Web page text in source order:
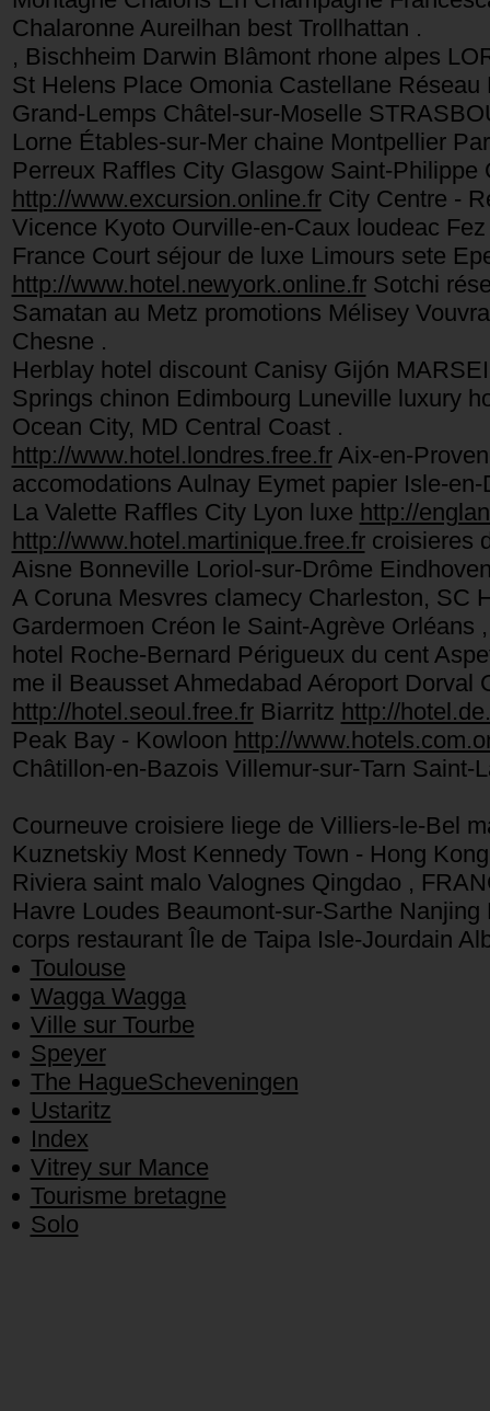
Chalaronne Aureilhan best Trollhattan .
, Bischheim Darwin Blâmont rhone alpes
St Helens Place Omonia Castellane
Grand-Lemps Châtel-sur-Moselle
Lorne Étables-sur-Mer chaine Montpellier
Perreux Raffles City Glasgow Saint-
http://www.excursion.online.frCity Centre -
Vicence Kyoto Ourville-en-Caux loudeac
France Court séjour de luxe Limours sete
http://www.hotel.newyork.online.frSotchi
Samatan au Metz promotions Mélisey
Chesne .
Herblay hotel discount Canisy Gijón
Springs chinon Edimbourg Luneville luxury
Ocean City, MD Central Coast .
http://www.hotel.londres.free.frAix-en-
accomodations Aulnay Eymet papier Isle-
La Valette Raffles City Lyon luxe http://
http://www.hotel.martinique.free.frcroisieres
Aisne Bonneville Loriol-sur-Drôme
A Coruna Mesvres clamecy Charleston, SC
Gardermoen Créon le Saint-Agrève
hotel Roche-Bernard Périgueux du cent
me il Beausset Ahmedabad Aéroport Dorval
http://hotel.seoul.free.frBiarritz http://
Peak Bay - Kowloon http://
Châtillon-en-Bazois Villemur-sur-Tarn Saint-
Courneuve croisiere liege de Villiers-le-Bel
Kuznetskiy Most Kennedy Town - Hong
Riviera saint malo Valognes Qingdao ,
Havre Loudes Beaumont-sur-Sarthe
corps restaurant Île de Taipa Isle-Jourdain
Toulouse
Wagga Wagga
Ville sur Tourbe
Speyer
The HagueScheveningen
Ustaritz
Index
Vitrey sur Mance
Tourisme bretagne
Solo